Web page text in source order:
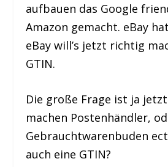
aufbauen das Google
Amazon gemacht. eBay
eBay will’s jetzt richtig
GTIN.
Die große Frage ist ja
machen Postenhändler,
Gebrauchtwarenbuden
auch eine GTIN?